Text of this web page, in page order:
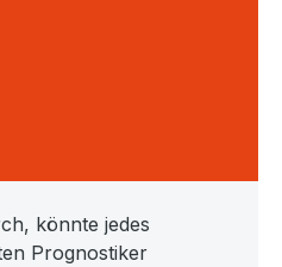
könnte jedes
Prognostiker